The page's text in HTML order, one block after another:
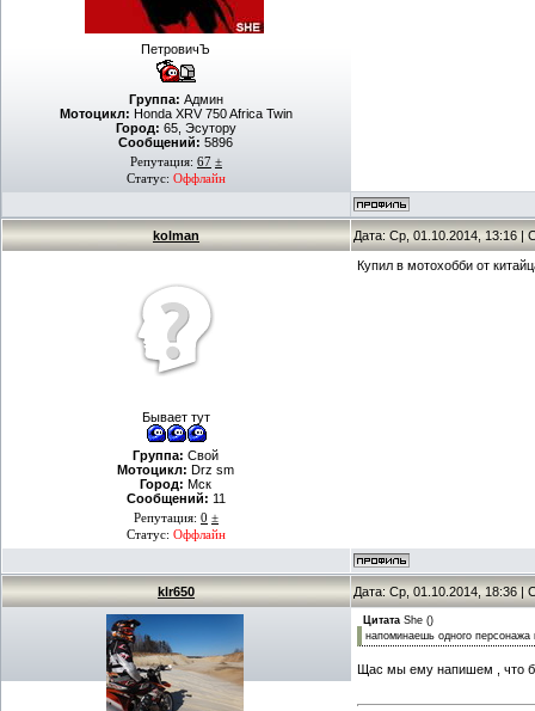
ПетровичЪ
Группа: Админ
Мотоцикл: Honda XRV 750 Africa Twin
Город: 65, Эсутору
Сообщений: 5896
Репутация: 67 ±
Статус: Оффлайн
kolman Дата: Ср, 01.10.2014, 13:16 |
Бывает тут
Группа: Свой
Мотоцикл: Drz sm
Город: Мск
Сообщений: 11
Репутация: 0 ±
Статус: Оффлайн
Купил в мотохобби от
klr650 Дата: Ср, 01.10.2014, 18:36 |
Цитата She ()
напоминаешь одного
Щас мы ему напишем , что